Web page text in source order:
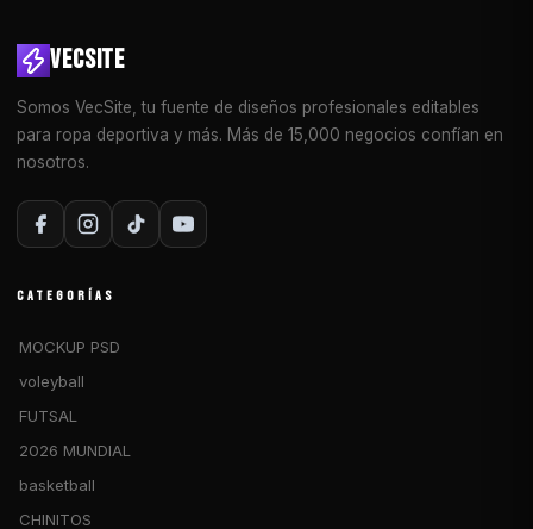
VECSITE
Somos VecSite, tu fuente de diseños profesionales editables
para ropa deportiva y más. Más de 15,000 negocios confían en
nosotros.
CATEGORÍAS
MOCKUP PSD
voleyball
FUTSAL
2026 MUNDIAL
basketball
CHINITOS